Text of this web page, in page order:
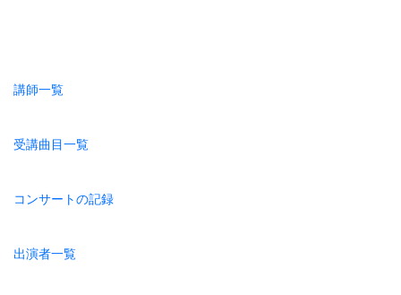
講師一覧
受講曲目一覧
コンサートの記録
出演者一覧